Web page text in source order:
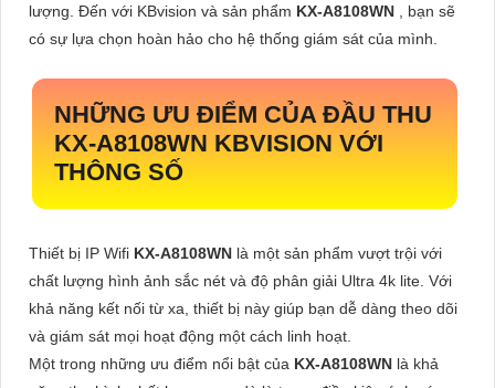
lượng. Đến với KBvision và sản phẩm KX-A8108WN
, bạn sẽ
có sự lựa chọn hoàn hảo cho hệ thống giám sát của mình.
NHỮNG ƯU ĐIỂM CỦA ĐẦU THU
KX-A8108WN KBVISION VỚI
THÔNG SỐ
Thiết bị IP Wifi KX-A8108WN là một sản phẩm vượt trội với
chất lượng hình ảnh sắc nét và độ phân giải Ultra 4k lite. Với
khả năng kết nối từ xa, thiết bị này giúp bạn dễ dàng theo dõi
và giám sát mọi hoạt động một cách linh hoạt.
Một trong những ưu điểm nổi bật của KX-A8108WN là khả